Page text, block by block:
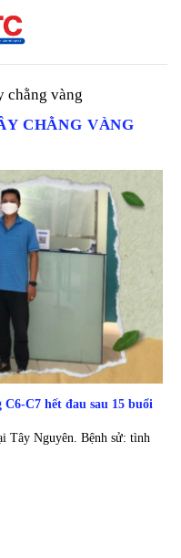
chằng vàng
CHẰNG VÀNG
C7 hết đau sau 15 buổi
Tây Nguyên. Bệnh sử: tình